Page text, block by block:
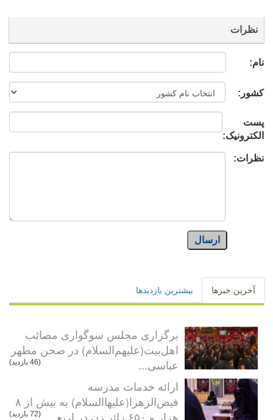
نظرات
نام:
کشور:
پست
الکترونیک:
نظرات:
ارسال
آخرین خبرها بیشترین بازدیدها
برگزاری مجلس سوگواری مصائب
اهل‌بیت(علیهم‌السلام) در صحن مطهر
عباسی...
(46 بازدید)
ارائه خدمات مدرسه
فیض‌الزهرا(علیهاالسلام) به بیش از ۸
هزار و ۶۵۰ زائر زن در اربع...
(72 بازدید)